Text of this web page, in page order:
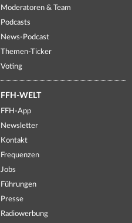
Moderatoren & Team
Podcasts
News-Podcast
Themen-Ticker
Voting
FFH-WELT
FFH-App
Newsletter
Kontakt
Frequenzen
Jobs
Führungen
Presse
Radiowerbung